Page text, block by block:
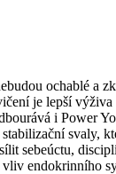
ochablé
je lepší
i Power
svaly,
sebeúctu,
endokrinního